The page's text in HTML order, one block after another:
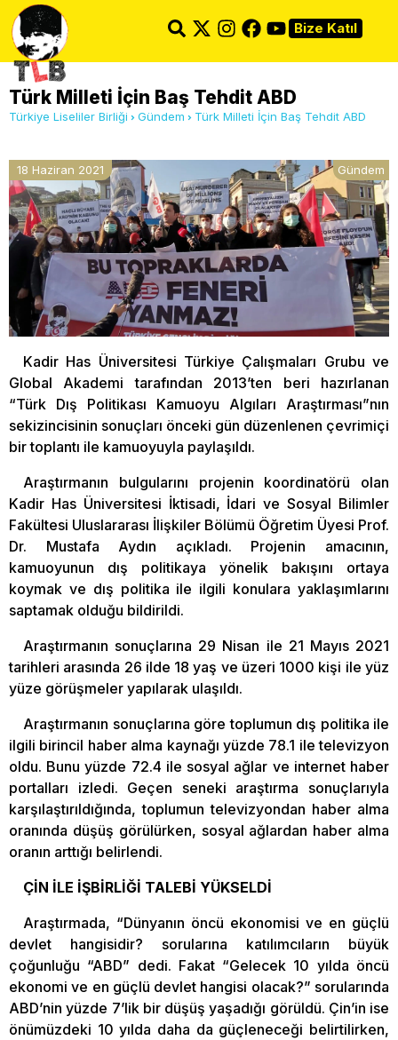
Bize Katıl
Türk Milleti İçin Baş Tehdit ABD
Türkiye Liseliler Birliği Gündem Türk Milleti İçin Baş Tehdit ABD
18 Haziran 2021 Gündem
Kadir Has Üniversitesi Türkiye Çalışmaları Grubu ve
Global Akademi tarafından 2013’ten beri hazırlanan
“Türk Dış Politikası Kamuoyu Algıları Araştırması”nın
sekizincisinin sonuçları önceki gün düzenlenen çevrimiçi
bir toplantı ile kamuoyuyla paylaşıldı.
Araştırmanın bulgularını projenin koordinatörü olan
Kadir Has Üniversitesi İktisadi, İdari ve Sosyal Bilimler
Fakültesi Uluslararası İlişkiler Bölümü Öğretim Üyesi Prof.
Dr. Mustafa Aydın açıkladı. Projenin amacının,
kamuoyunun dış politikaya yönelik bakışını ortaya
koymak ve dış politika ile ilgili konulara yaklaşımlarını
saptamak olduğu bildirildi.
Araştırmanın sonuçlarına 29 Nisan ile 21 Mayıs 2021
tarihleri arasında 26 ilde 18 yaş ve üzeri 1000 kişi ile yüz
yüze görüşmeler yapılarak ulaşıldı.
Araştırmanın sonuçlarına göre toplumun dış politika ile
ilgili birincil haber alma kaynağı yüzde 78.1 ile televizyon
oldu. Bunu yüzde 72.4 ile sosyal ağlar ve internet haber
portalları izledi. Geçen seneki araştırma sonuçlarıyla
karşılaştırıldığında, toplumun televizyondan haber alma
oranında düşüş görülürken, sosyal ağlardan haber alma
oranın arttığı belirlendi.
ÇİN İLE İŞBİRLİĞİ TALEBİ YÜKSELDİ
Araştırmada, “Dünyanın öncü ekonomisi ve en güçlü
devlet hangisidir? sorularına katılımcıların büyük
çoğunluğu “ABD” dedi. Fakat “Gelecek 10 yılda öncü
ekonomi ve en güçlü devlet hangisi olacak?” sorularında
ABD’nin yüzde 7’lik bir düşüş yaşadığı görüldü. Çin’in ise
önümüzdeki 10 yılda daha da güçleneceği belirtilirken,